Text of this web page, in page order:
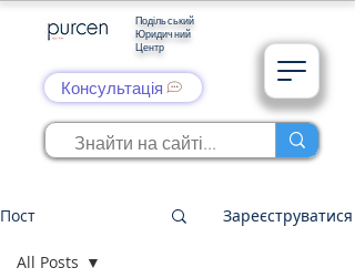
Подільський
Юридичний
Центр
Консультація
Пост Зареєструватися
All Posts